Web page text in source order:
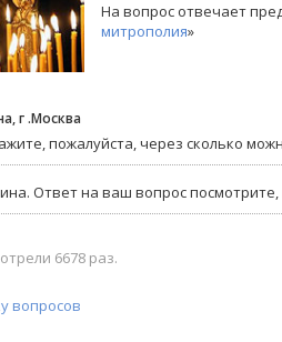
На вопрос отвечает
митрополия»
г .Москва
пожалуйста, через сколько
Ответ на ваш вопрос посмотрите,
6678 раз.
вопросов